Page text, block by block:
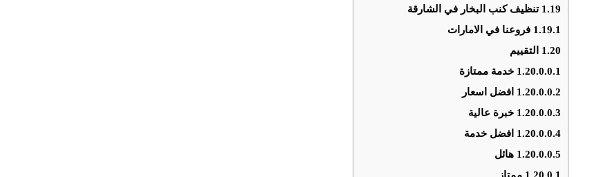
1.19 تنظيف كنب البخار في الشارقة
1.19.1 فروعنا في الامارات
1.20 التقييم
1.20.0.0.1 خدمة ممتازة
1.20.0.0.2 افضل اسعار
1.20.0.0.3 خبرة عالية
1.20.0.0.4 افضل خدمة
1.20.0.0.5 هائل